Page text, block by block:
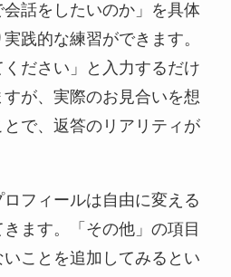
話をしたいのか」を具体
践的な練習ができます。
ださい」と入力するだけ
が、実際のお見合いを想
で、返答のリアリティが
フィールは自由に変える
ます。「その他」の項目
ことを追加してみるとい